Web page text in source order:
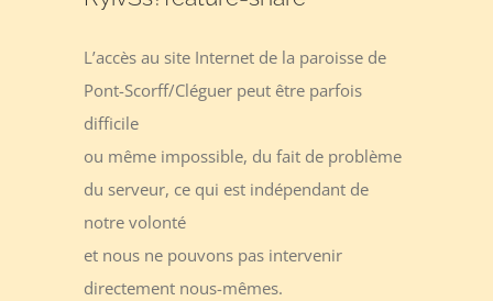
L’accès au site Internet de la paroisse de
Pont-Scorff/Cléguer peut être parfois
difficile
ou même impossible, du fait de problème
du serveur, ce qui est indépendant de
notre volonté
et nous ne pouvons pas intervenir
directement nous-mêmes.